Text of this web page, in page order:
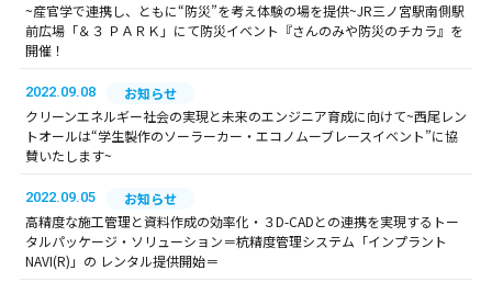
~産官学で連携し、ともに“防災”を考え体験の場を提供~JR三ノ宮駅南側駅
前広場「＆３ ＰＡＲＫ」にて防災イベント『さんのみや防災のチカラ』を
開催！
2022.09.08
お知らせ
クリーンエネルギー社会の実現と未来のエンジニア育成に向けて~西尾レン
トオールは“学生製作のソーラーカー・エコノムーブレースイベント”に協
賛いたします~
2022.09.05
お知らせ
高精度な施工管理と資料作成の効率化・３D-CADとの連携を実現するトー
タルパッケージ・ソリューション＝杭精度管理システム「インプラント
NAVI(R)」の レンタル提供開始＝